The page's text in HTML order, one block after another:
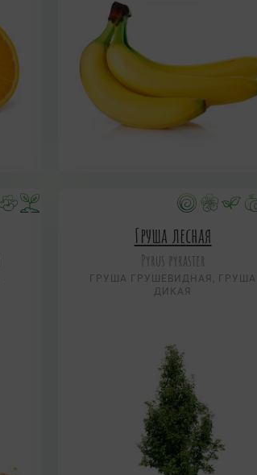
Груша лесная
Pyrus pyraster
ГРУША ГРУШЕВИДНАЯ, ГРУША
ДИКАЯ